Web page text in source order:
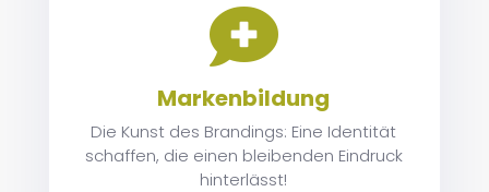

Markenbildung
Die Kunst des Brandings: Eine Identität
schaffen, die einen bleibenden Eindruck
hinterlässt!